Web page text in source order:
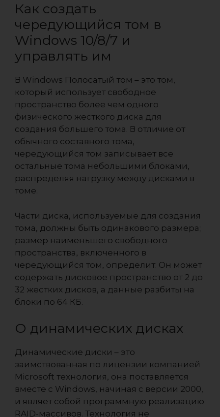
Как создать
чередующийся том в
Windows 10/8/7 и
управлять им
В Windows Полосатый том – это том,
который использует свободное
пространство более чем одного
физического жесткого диска для
создания большего тома. В отличие от
обычного составного тома,
чередующийся том записывает все
остальные тома небольшими блоками,
распределяя нагрузку между дисками в
томе.
Части диска, используемые для создания
тома, должны быть одинакового размера;
размер наименьшего свободного
пространства, включенного в
чередующийся том, определит. Он может
содержать дисковое пространство от 2 до
32 жестких дисков, а данные разбиты на
блоки по 64 КБ.
О динамических дисках
Динамические диски – это
заимствованная по лицензии компанией
Microsoft технология, она поставляется
вместе с Windows, начиная с версии 2000,
и являет собой программную реализацию
RAID-массивов. Технология не